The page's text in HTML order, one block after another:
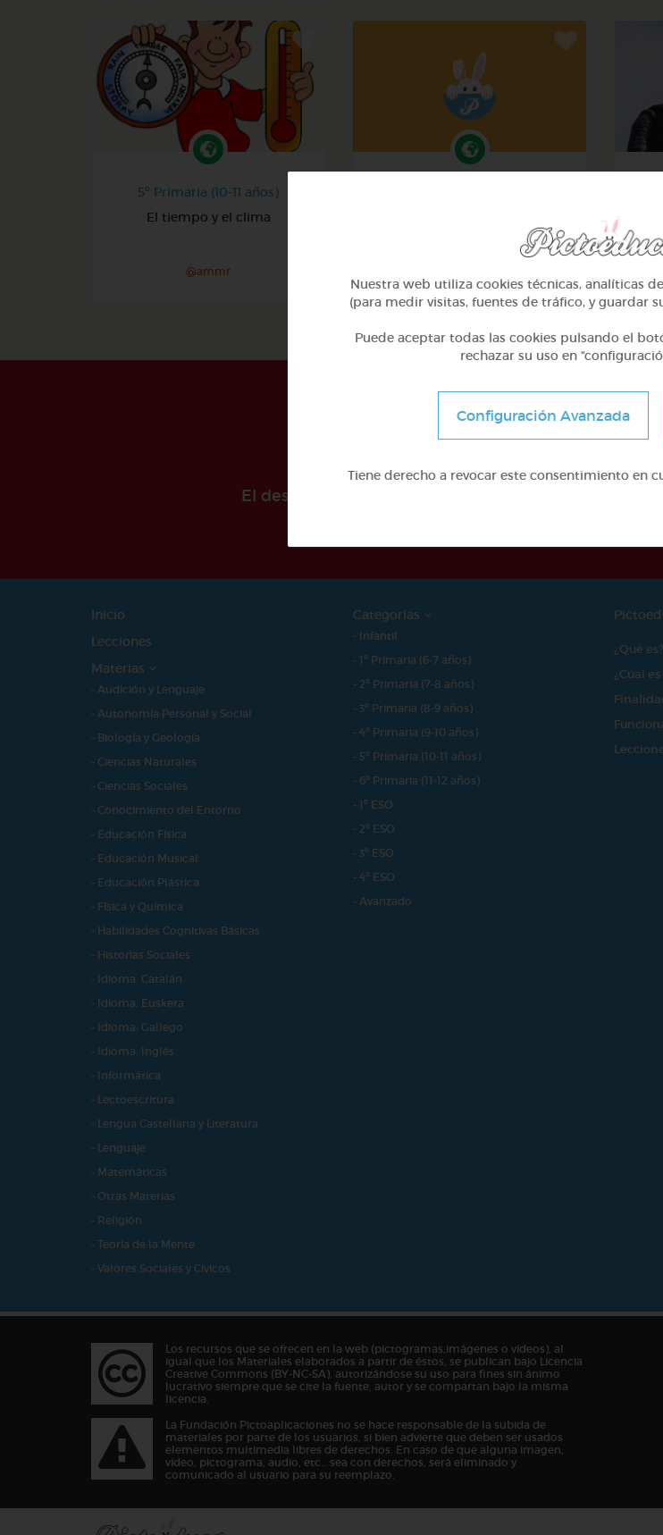
5º Primaria (10-11 años)
El tiempo y el clima
@ammr
El desarollo de este proyecto ha sido posible
Inicio
Lecciones
Materias
- Audición y Lenguaje
- Autonomía Personal y Social
- Biología y Geología
- Ciencias Naturales
- Ciencias Sociales
- Conocimiento del Entorno
- Educación Física
- Educación Musical
- Educación Plástica
- Física y Química
- Habilidades Cognitivas Básicas
- Historias Sociales
- Idioma: Catalán
- Idioma: Euskera
- Idioma: Gallego
- Idioma: Inglés
- Informática
- Lectoescritura
- Lengua Castellana y Literatura
- Lenguaje
- Matemáticas
- Otras Materias
- Religión
- Teoría de la Mente
- Valores Sociales y Cívicos
Categorías
- Infantil
- 1º Primaria (6-7 años)
- 2º Primaria (7-8 años)
- 3º Primaria (8-9 años)
- 4º Primaria (9-10 años)
- 5º Primaria (10-11 años)
- 6º Primaria (11-12 años)
- 1º ESO
- 2º ESO
- 3º ESO
- 4º ESO
- Avanzado
¿Qué es?
¿Cúal
Los recursos que se ofrecen en la web (pictogramas,imágenes o vídeos), al
igual que los Materiales elaborados a partir de éstos, se publican bajo Licencia
Creative Commons (BY-NC-SA), autorizándose su uso para fines sin ánimo
lucrativo siempre que se cite la fuente, autor y se compartan bajo la misma
licencia.
La Fundación Pictoaplicaciones no se hace responsable de la subida de
materiales por parte de los usuarios, si bien advierte que deben ser usados
elementos multimedia libres de derechos. En caso de que alguna imagen,
vídeo, pictograma, audio, etc… sea con derechos, será eliminado y
comunicado al usuario para su reemplazo.
Nuestra web utiliza cookies técnicas, analíticas
(para medir visitas, fuentes de tráfico, y guardar
Puede aceptar todas las cookies pulsando el
rechazar su uso en
Configuración Avanzada
Tiene derecho a revocar este consentimiento en